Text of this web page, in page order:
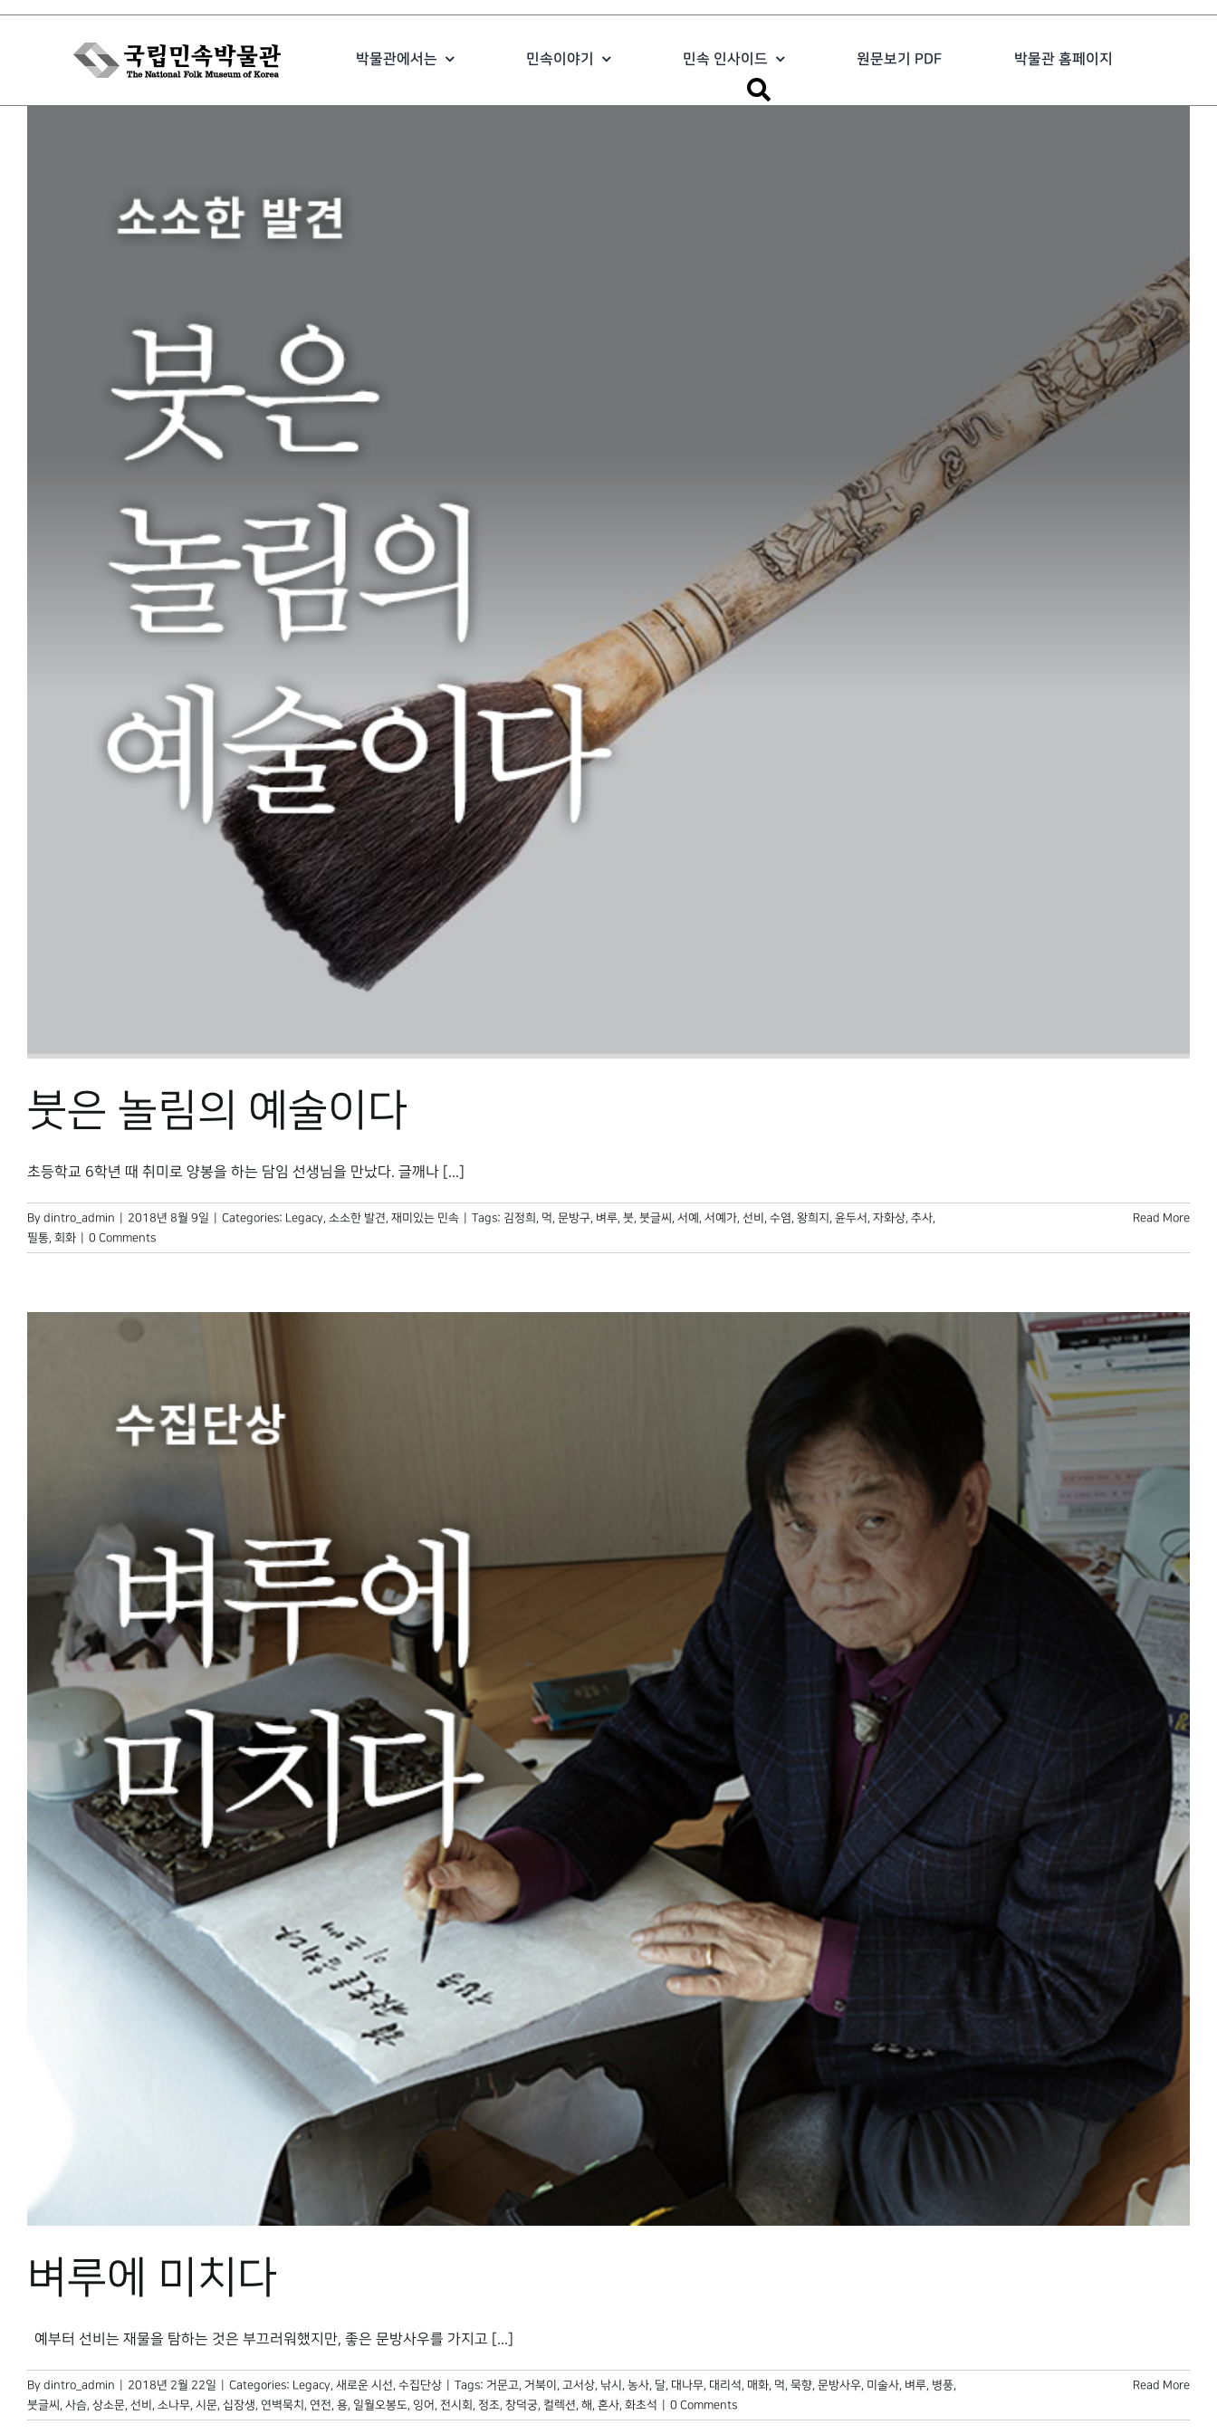
Skip
박물관에서는 민속이야기 민속 인사이드 원문보기 PDF 박물관 홈페이지
붓은 놀림의 예술이다
초등학교 6학년 때 취미로 양봉을 하는 담임 선생님을 만났다. 글깨나 [...]
By dintro_admin 2018년 8월 9일 Categories: Legacy, 소소한 발견, 재미있는 민속 Tags: 김정희 , 먹, 문방구, 벼루, 붓, 붓글씨 , 서예 , 서예가, 선비 , 수염, 왕희지 , 윤두서 , 자화상, 추사,
필통, 회화 0 Comments
Read More
벼루에 미치다
예부터 선비는 재물을 탐하는 것은 부끄러워했지만, 좋은 문방사우를 가지고 [...]
By dintro_admin 2018년 2월 22일 Categories: Legacy, 새로운 시선, 수집단상 Tags: 거문고, 거북이 , 고서상, 낚시 , 농사, 달, 대나무, 대리석, 매화, 먹, 묵향, 문방사우, 미술사, 벼루, 병풍,
붓글씨 , 사슴, 상소문, 선비 , 소나무, 시문, 십장생, 연벽묵치 , 연전, 용, 일월오봉도, 잉어 , 전시회 , 정조, 창덕궁, 컬렉션, 해 , 혼사, 화초석 0 Comments
Read More